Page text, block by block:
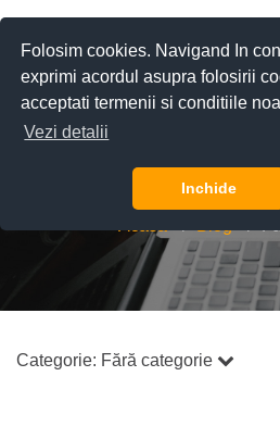
Folosim cookies. Navigand In
exprimi acordul asupra folosirii
acceptati termenii si conditiile
Vezi detalii
Inchide
Categorie: Fără categorie